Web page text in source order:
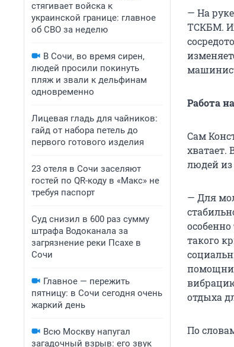
стягивает войска к
украинской границе: главное
об СВО за неделю
В Сочи, во время сирен,
людей просили покинуть
пляж и звали к дельфинам
одновременно
Лицевая гладь для чайников:
гайд от набора петель до
первого готового изделия
23 отеля в Сочи заселяют
гостей по QR-коду в «Макс» не
требуя паспорт
Суд снизил в 600 раз сумму
штрафа Водоканала за
загрязнение реки Псахе в
Сочи
Главное — пережить
пятницу: в Сочи сегодня очень
жаркий день
Всю Москву напугал
загадочный взрыв: его звук
— На
ТСКБМ.
Работа
Сам
хватает.
людей из
— Для
особенно
такого
отдыха
По